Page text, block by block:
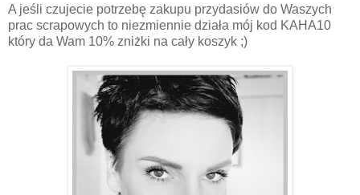
A jeśli czujecie potrzebę zakupu przydasiów do Waszych
prac scrapowych to niezmiennie działa mój kod KAHA10
który da Wam 10% zniżki na cały koszyk ;)